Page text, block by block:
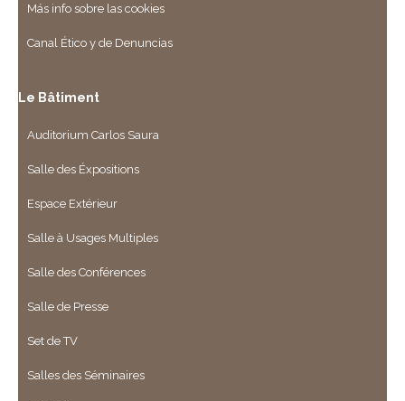
Más info sobre las cookies
Canal Ético y de Denuncias
Le Bâtiment
Auditorium Carlos Saura
Salle des Éxpositions
Espace Extérieur
Salle à Usages Multiples
Salle des Conférences
Salle de Presse
Set de TV
Salles des Séminaires